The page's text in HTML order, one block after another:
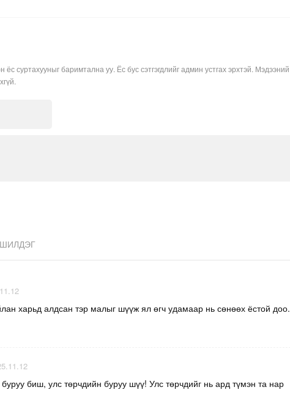
ёс суртахууныг баримтална уу. Ёс бус сэтгэгдлийг админ устгах эрхтэй. Мэдээний
ШИЛДЭГ
харьд алдсан тэр малыг шүүж ял өгч удамаар нь сөнөөх ёстой доо.
биш, улс төрчдийн буруу шүү! Улс төрчдийг нь ард түмэн та нар